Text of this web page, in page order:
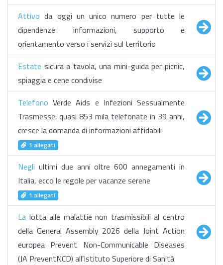
Attivo da oggi un unico numero per tutte le
dipendenze: informazioni, supporto e
orientamento verso i servizi sul territorio
Estate sicura a tavola, una mini-guida per picnic,
spiaggia e cene condivise
Telefono Verde Aids e Infezioni Sessualmente
Trasmesse: quasi 853 mila telefonate in 39 anni,
cresce la domanda di informazioni affidabili
1 allegati
Negli ultimi due anni oltre 600 annegamenti in
Italia, ecco le regole per vacanze serene
1 allegati
La lotta alle malattie non trasmissibili al centro
della General Assembly 2026 della Joint Action
europea Prevent Non-Communicable Diseases
(JA PreventNCD) all’Istituto Superiore di Sanità